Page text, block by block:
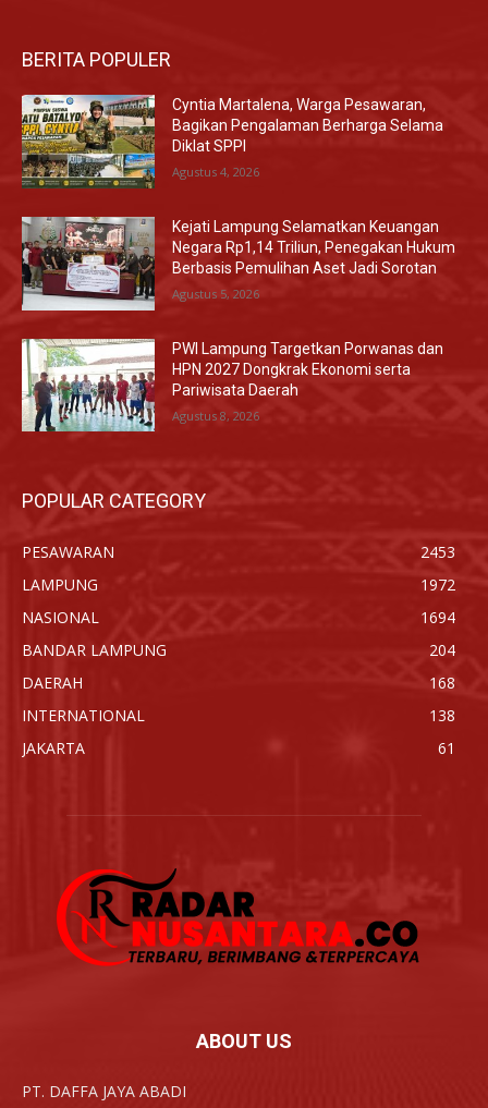
BERITA POPULER
Cyntia Martalena, Warga Pesawaran,
Bagikan Pengalaman Berharga Selama
Diklat SPPI
Agustus 4, 2026
Kejati Lampung Selamatkan Keuangan
Negara Rp1,14 Triliun, Penegakan Hukum
Berbasis Pemulihan Aset Jadi Sorotan
Agustus 5, 2026
PWI Lampung Targetkan Porwanas dan
HPN 2027 Dongkrak Ekonomi serta
Pariwisata Daerah
Agustus 8, 2026
POPULAR CATEGORY
PESAWARAN
2453
LAMPUNG
1972
NASIONAL
1694
BANDAR LAMPUNG
204
DAERAH
168
INTERNATIONAL
138
JAKARTA
61
ABOUT US
PT. DAFFA JAYA ABADI